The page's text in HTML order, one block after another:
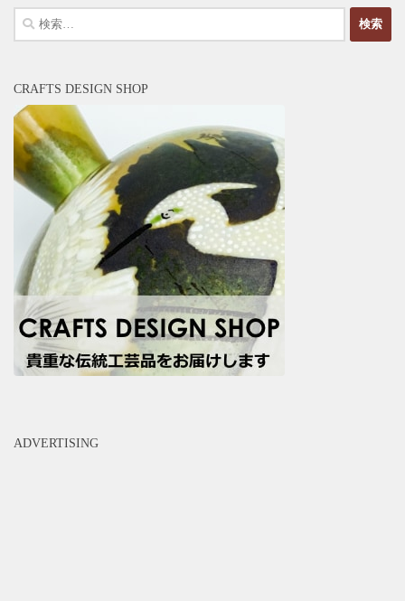
検
索:
CRAFTS DESIGN SHOP
ADVERTISING